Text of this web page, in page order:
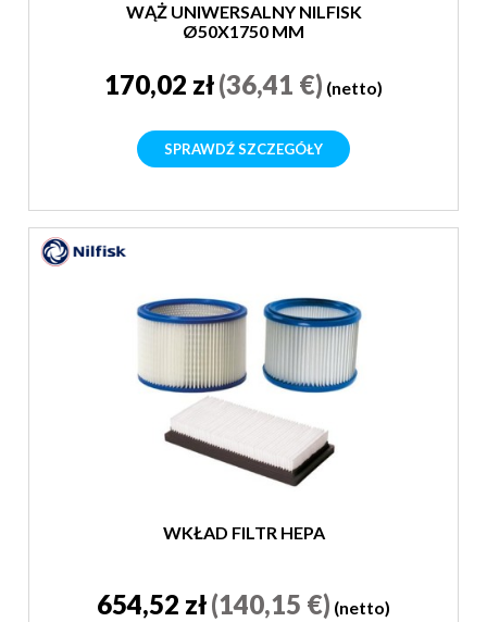
WĄŻ UNIWERSALNY NILFISK
Ø50X1750 MM
170,02 zł(36,41 €) (netto)
SPRAWDŹ SZCZEGÓŁY
WKŁAD FILTR HEPA
654,52 zł(140,15 €) (netto)